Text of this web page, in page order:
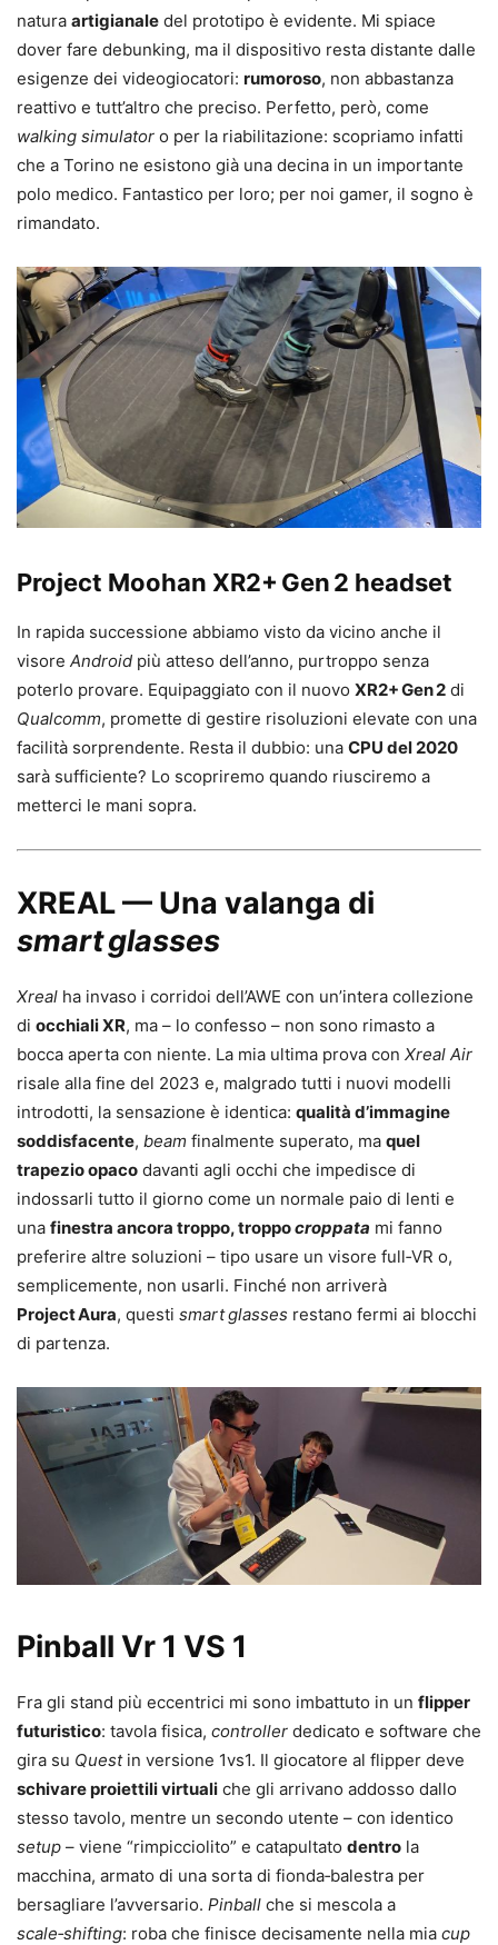
natura artigianale del prototipo è evidente. Mi spiace
dover fare debunking, ma il dispositivo resta distante dalle
esigenze dei videogiocatori: rumoroso, non abbastanza
reattivo e tutt’altro che preciso. Perfetto, però, come
walking simulator o per la riabilitazione: scopriamo infatti
che a Torino ne esistono già una decina in un importante
polo medico. Fantastico per loro; per noi gamer, il sogno è
rimandato.
Project Moohan XR2+ Gen 2 headset
In rapida successione abbiamo visto da vicino anche il
visore Android più atteso dell’anno, purtroppo senza
poterlo provare. Equipaggiato con il nuovo XR2+ Gen 2 di
Qualcomm, promette di gestire risoluzioni elevate con una
facilità sorprendente. Resta il dubbio: una CPU del 2020
sarà sufficiente? Lo scopriremo quando riusciremo a
metterci le mani sopra.
XREAL — Una valanga di
smart glasses
Xreal ha invaso i corridoi dell’AWE con un’intera collezione
di occhiali XR, ma – lo confesso – non sono rimasto a
bocca aperta con niente. La mia ultima prova con Xreal Air
risale alla fine del 2023 e, malgrado tutti i nuovi modelli
introdotti, la sensazione è identica: qualità d’immagine
soddisfacente, beam finalmente superato, ma quel
trapezio opaco davanti agli occhi che impedisce di
indossarli tutto il giorno come un normale paio di lenti e
una finestra ancora troppo, troppocroppata mi fanno
preferire altre soluzioni – tipo usare un visore full‑VR o,
semplicemente, non usarli. Finché non arriverà
Project Aura, questi smart glasses restano fermi ai blocchi
di partenza.
Pinball Vr 1 VS 1
Fra gli stand più eccentrici mi sono imbattuto in un flipper
futuristico: tavola fisica, controller dedicato e software che
gira su Questin versione 1vs1. Il giocatore al flipper deve
schivare proiettili virtuali che gli arrivano addosso dallo
stesso tavolo, mentre un secondo utente – con identico
setup – viene “rimpicciolito” e catapultato dentro la
macchina, armato di una sorta di fionda‑balestra per
bersagliare l’avversario. Pinball che si mescola a
scale‑shifting: roba che finisce decisamente nella mia cup